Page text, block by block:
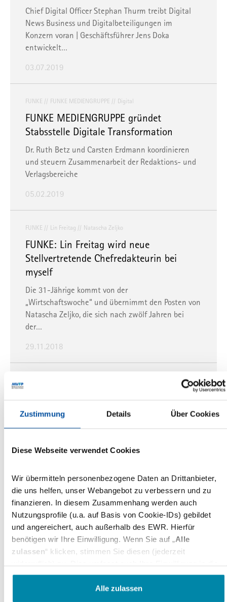
Zustimmung Details Über Cookies
Diese Webseite verwendet Cookies
Wir übermitteln personenbezogene Daten an Drittanbieter,
die uns helfen, unser Webangebot zu verbessern und zu
finanzieren. In diesem Zusammenhang werden auch
Nutzungsprofile (u.a. auf Basis von Cookie-IDs) gebildet
und angereichert, auch außerhalb des EWR. Hierfür
benötigen wir Ihre Einwilligung. Wenn Sie auf „Alle
zulassen“ klicken, stimmen Sie diesen (jederzeit
Übermittlung bestimmter personenbezogener Daten in
Drittländer, u.a. die USA, nach Art. 49(1) (a) DSGVO. Die
betreffenden Drittländer, insb. die USA, weisen im Zweifel
Alle zulassen
Chief Digital Officer Stephan Thurm treibt Digital
News Business und Digitalbeteiligungen im
Konzern voran | Geschäftsführer Jens Doka
entwickelt…
03.07.2019
FUNKE FUNKE MEDIENGRUPPE Digital
FUNKE MEDIENGRUPPE gründet
Stabsstelle Digitale Transformation
Dr. Ruth Betz und Carsten Erdmann koordinieren
und steuern Zusammenarbeit der Redaktions- und
Verlagsbereiche
05.02.2019
FUNKE Lin Freitag Natascha Zeljko
FUNKE: Lin Freitag wird neue
Stellvertretende Chefredakteurin bei
myself
Die 31-Jährige kommt von der
„Wirtschaftswoche“ und übernimmt den Posten von
Natascha Zeljko, die sich nach zwölf Jahren bei
der…
29.11.2018
neu geschaffenen Bereichs „New
Business“ bei den FUNKE Zeitschriften
geschaffenen Bereich „New Business“, der den
Jährige, der an den…
09.11.2018
FUNKE Chefredaktion
Peter Müller übernimmt Leitung von